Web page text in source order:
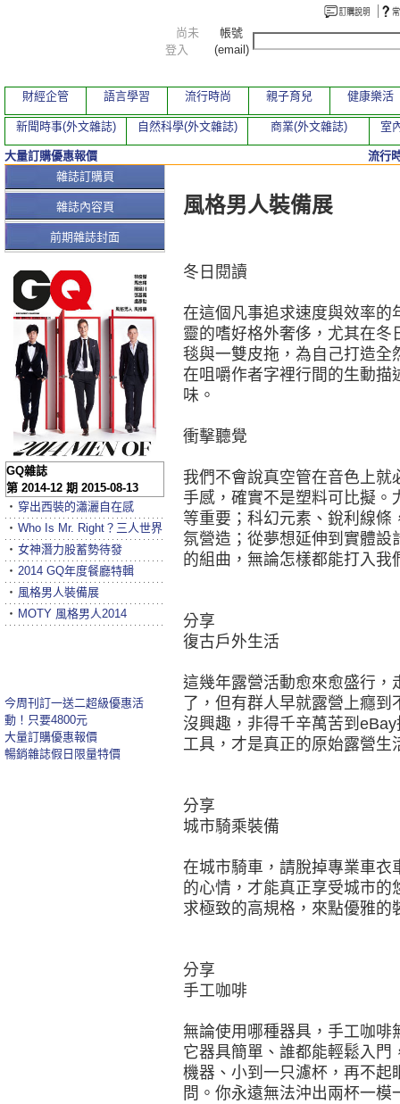
本期文章
風格男人裝備展
冬日閱讀
在這個凡事追求速度與效率的
靈的嗜好格外奢侈，尤其在
毯與一雙皮拖，為自己打造全
在咀嚼作者字裡行間的生動描
味。
衝擊聽覺
我們不會說真空管在音色上
手感，確實不是塑料可比擬。
等重要；科幻元素、銳利線
氛營造；從夢想延伸到實體設
的組曲，無論怎樣都能打入我
分享
復古戶外生活
這幾年露營活動愈來愈盛行，
了，但有群人早就露營上癮
沒興趣，非得千辛萬苦到
工具，才是真正的原始露營生
分享
城市騎乘裝備
在城市騎車，請脫掉專業車衣
的心情，才能真正享受城市
求極致的高規格，來點優雅
分享
手工咖啡
無論使用哪種器具，手工咖
它器具簡單、誰都能輕鬆入
機器、小到一只濾杯，再不起
問。你永遠無法沖出兩杯一
雜誌訂購頁
雜誌內容頁
前期雜誌封面
GQ雜誌
第 2014-12 期 2015-08-13
‧ 穿出西裝的瀟灑自在感
‧ Who Is Mr. Right？三人世界
‧ 女神潛力股蓄勢待發
‧ 2014 GQ年度餐廳特輯
‧ 風格男人裝備展
‧ MOTY 風格男人2014
今周刊訂一送二超級優惠活
動！只要4800元
大量訂購優惠報價
暢銷雜誌假日限量特價
尚未
登入
帳號
(email)
財經企管 語言學習 流行時尚 親子育兒 健康樂活
新聞時事(外文雜誌) 自然科學(外文雜誌) 商業(外文雜誌) 室
大量訂購優惠報價 流行